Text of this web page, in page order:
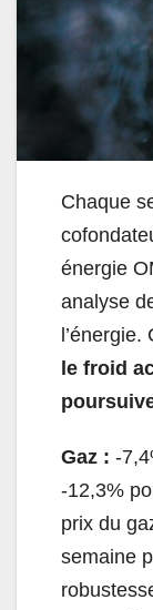
Chaque
énergie
analyse
l’énergie.
le froid
Gaz : -
-12,3%
prix du
semaine